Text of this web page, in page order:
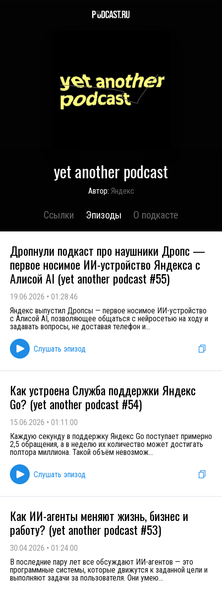
yet another podcast
Автор: Яндекс
Ссылки Эпизоды О подкасте
Дропнули подкаст про наушники Дропс —
первое носимое ИИ-устройство Яндекса с
Алисой AI (yet another podcast #55)
19.06.2026 • 01:28:46
Яндекс выпустил Дропсы — первое носимое ИИ-устройство
с Алисой AI, позволяющее общаться с нейросетью на ходу и
задавать вопросы, не доставая телефон и...
Слушать эпизод
Как устроена Служба поддержки Яндекс
Go? (yet another podcast #54)
15.06.2026 • 01:11:00
Каждую секунду в поддержку Яндекс Go поступает примерно
2,5 обращения, а в неделю их количество может достигать
полтора миллиона. Такой объём невозмож...
Слушать эпизод
Как ИИ-агенты меняют жизнь, бизнес и
работу? (yet another podcast #53)
30.04.2026 • 01:24:00
В последние пару лет все обсуждают ИИ-агентов — это
программные системы, которые движутся к заданной цели и
выполняют задачи за пользователя. Они умею...